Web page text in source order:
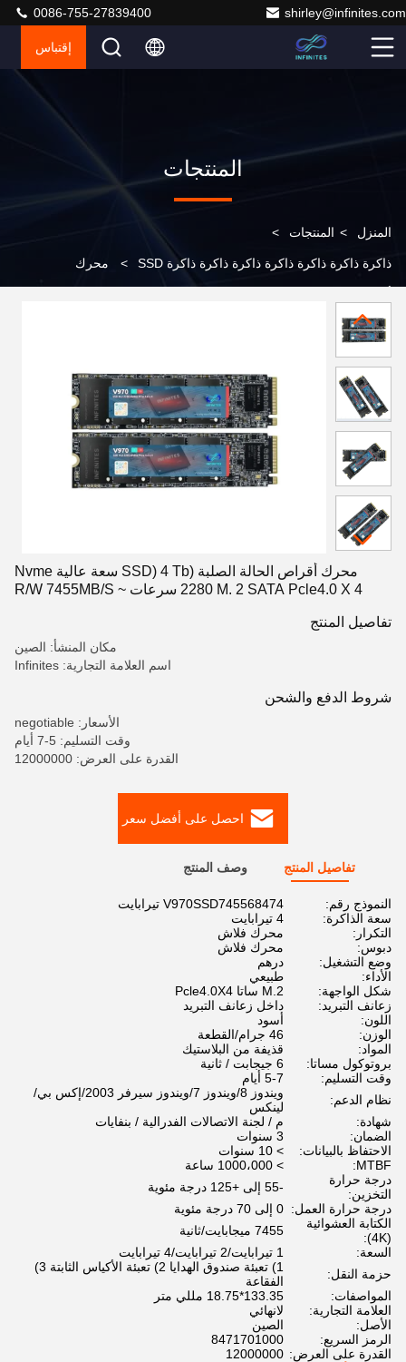
shirley@infinites.com
0086-755-27839400
إقتباس
المنتجات
المنزل > المنتجات >
ذاكرة ذاكرة ذاكرة ذاكرة ذاكرة ذاكرة ذاكرة SSD > محرك
2 SATA Pcle4.0 X 4 سرعات R/W 7455MB/S ~ 6847MB/S
محرك أقراص الحالة الصلبة (SSD) 4 Tb سعة عالية Nvme
2280 M. 2 SATA Pcle4.0 X 4 سرعات R/W 7455MB/S ~
تفاصيل المنتج
مكان المنشأ: الصين
اسم العلامة التجارية: Infinites
شروط الدفع والشحن
الأسعار: negotiable
وقت التسليم: 5-7 أيام
القدرة على العرض: 12000000
احصل على أفضل سعر
تفاصيل المنتج وصف المنتج
النموذج رقم:
V970SSD745568474 تيرابايت
سعة الذاكرة:
4 تيرابايت
التكرار:
محرك فلاش
دبوس:
محرك فلاش
وضع التشغيل:
درهم
الأداء:
طبيعي
شكل الواجهة:
M.2 ساتا Pcle4.0X4
زعانف التبريد:
داخل زعانف التبريد
اللون:
أسود
الوزن:
46 جرام/القطعة
المواد:
قذيفة من البلاستيك
بروتوكول مساتا:
6 جيجابت / ثانية
وقت التسليم:
5-7 أيام
نظام الدعم:
ويندوز 8/ويندوز 7/ويندوز سيرفر 2003/إكس بي/
لينكس
شهادة:
م / لجنة الاتصالات الفدرالية / بنفايات
الضمان:
3 سنوات
الاحتفاظ بالبيانات:
> 10 سنوات
MTBF:
> 1000،000 ساعة
درجة حرارة
التخزين:
-55 إلى +125 درجة مئوية
درجة حرارة العمل: 0 إلى 70 درجة مئوية
الكتابة العشوائية
(4K):
7455 ميجابايت/ثانية
السعة:
1 تيرابايت/2 تيرابايت/4 تيرابايت
حزمة النقل:
1) تعبئة صندوق الهدايا 2) تعبئة الأكياس الثابتة 3)
الفقاعة
المواصفات:
133.35*18.75 مللي متر
العلامة التجارية:
لانهائي
الأصل:
الصين
الرمز السريع:
8471701000
القدرة على العرض: 12000000